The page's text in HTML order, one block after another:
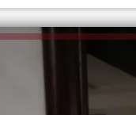
تكـــتب: مصـــــر... نبـض
الســــلام